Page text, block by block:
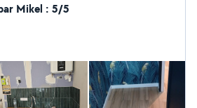
euros m2 Papier peint détapisse
Mikel : 5/5